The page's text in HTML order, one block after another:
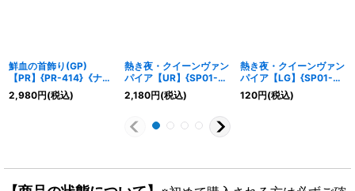
鮮血の首飾り(GP)
【PR】{PR-414}《ナイ
トメア》
2,980円(税込)
熱き夜・クイーンヴァン
パイア【UR】{SP01-
U18}《ナイトメア》
2,180円(税込)
熱き夜・クイーンヴァン
パイア【LG】{SP01-
032}《ナイトメア》
120円(税込)